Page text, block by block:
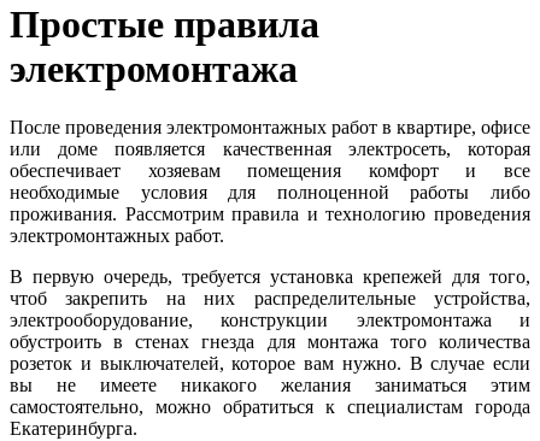
Простые правила
электромонтажа
После проведения электромонтажных работ в квартире, офисе
или доме появляется качественная электросеть, которая
обеспечивает хозяевам помещения комфорт и все
необходимые условия для полноценной работы либо
проживания. Рассмотрим правила и технологию проведения
электромонтажных работ.
В первую очередь, требуется установка крепежей для того,
чтоб закрепить на них распределительные устройства,
электрооборудование, конструкции электромонтажа и
обустроить в стенах гнезда для монтажа того количества
розеток и выключателей, которое вам нужно. В случае если
вы не имеете никакого желания заниматься этим
самостоятельно, можно обратиться к специалистам города
Екатеринбурга.